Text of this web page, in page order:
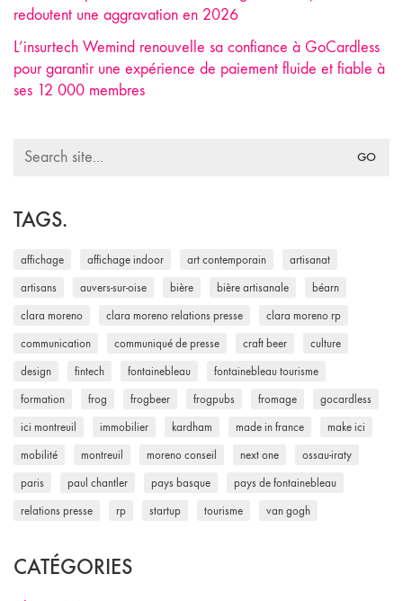
redoutent une aggravation en 2026
L’insurtech Wemind renouvelle sa confiance à GoCardless
pour garantir une expérience de paiement fluide et fiable à
ses 12 000 membres
Search
TAGS.
affichage affichage indoor art contemporain artisanat
artisans auvers-sur-oise bière bière artisanale béarn
clara moreno clara moreno relations presse clara moreno rp
communication communiqué de presse craft beer culture
design fintech fontainebleau fontainebleau tourisme
formation frog frogbeer frogpubs fromage gocardless
ici montreuil immobilier kardham made in france make ici
mobilité montreuil moreno conseil next one ossau-iraty
paris paul chantler pays basque pays de fontainebleau
relations presse rp startup tourisme van gogh
CATÉGORIES